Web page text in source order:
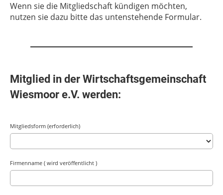
Wenn sie die Mitgliedschaft kündigen möchten,
nutzen sie dazu bitte das untenstehende Formular.
Mitglied in der Wirtschaftsgemeinschaft
Wiesmoor e.V. werden:
Mitgliedsform (erforderlich)
Firmenname ( wird veröffentlicht )